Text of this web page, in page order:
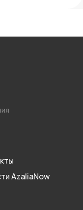
AzaliaNow